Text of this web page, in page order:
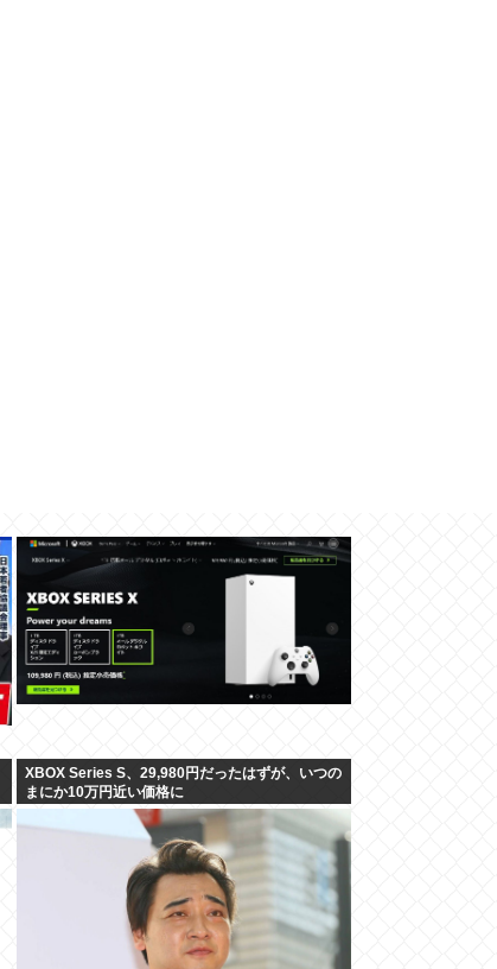
XBOX Series S、29,980円だったはずが、いつの
まにか10万円近い価格に